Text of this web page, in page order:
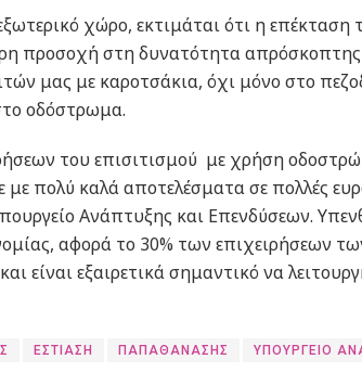
χώρο, εκτιμάται ότι η
προσοχή στη δυνατότητα
μας με καροτσάκια, όχι μόνο στο
οδόστρωμα.
του επισιτισμού με χρήση
πολύ καλά αποτελέσματα σε πολλές
Ανάπτυξης και Επενδύσεων.
αφορά το 30% των επιχειρήσεων
είναι εξαιρετικά σημαντικό να
ΕΣΤΙΑΣΗ ΠΑΠΑΘΑΝΑΣΗΣ ΥΠΟΥΡΓΕΙΟ